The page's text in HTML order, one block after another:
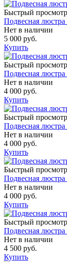
Быстрый просмотр
Подвесная
Нет в наличии
5 000 руб.
Купить
Быстрый просмотр
Подвесная
Нет в наличии
4 000 руб.
Купить
Быстрый просмотр
Подвесная
Нет в наличии
4 000 руб.
Купить
Быстрый просмотр
Подвесная
Нет в наличии
4 000 руб.
Купить
Быстрый просмотр
Подвесная
Нет в наличии
4 500 руб.
Купить